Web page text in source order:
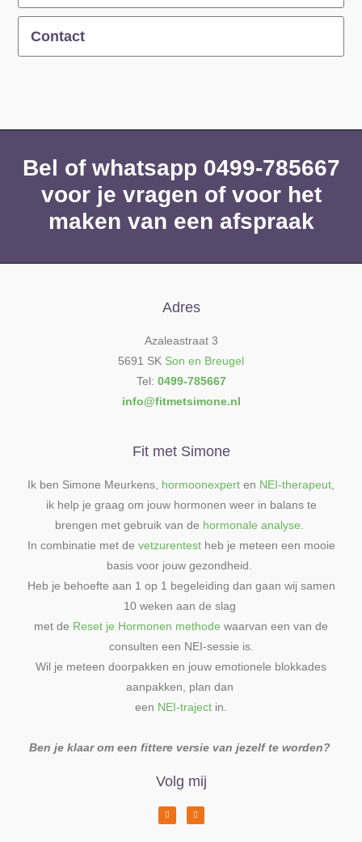
Contact
Bel of whatsapp 0499-785667
voor je vragen of voor het
maken van een afspraak
Adres
Azaleastraat 3
5691 SK Son en Breugel
Tel: 0499-785667
info@fitmetsimone.nl
Fit met Simone
Ik ben Simone Meurkens, hormoonexpert en NEI-therapeut
ik help je graag om jouw hormonen weer in balans te
brengen met gebruik van de hormonale analyse
In combinatie met de vetzurentestheb je meteen een mooie
basis voor jouw gezondheid.
Heb je behoefte aan 1 op 1 begeleiding dan gaan wij samen
10 weken aan de slag
met de Reset je Hormonen methode waarvan een van de
consulten een NEI-sessie is.
Wil je meteen doorpakken en jouw emotionele blokkades
aanpakken, plan dan
een NEI-traject in.
Ben je klaar om een fittere versie van jezelf te worden?
Volg mij